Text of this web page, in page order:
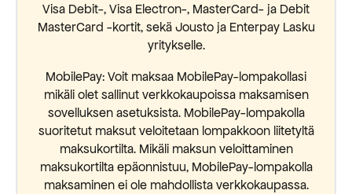
Visa Debit-, Visa Electron-, MasterCard- ja Debit
MasterCard -kortit, sekä Jousto ja Enterpay Lasku
yritykselle.
MobilePay: Voit maksaa MobilePay-lompakollasi
mikäli olet sallinut verkkokaupoissa maksamisen
sovelluksen asetuksista. MobilePay-lompakolla
suoritetut maksut veloitetaan lompakkoon liitetyltä
maksukortilta. Mikäli maksun veloittaminen
maksukortilta epäonnistuu, MobilePay-lompakolla
maksaminen ei ole mahdollista verkkokaupassa.